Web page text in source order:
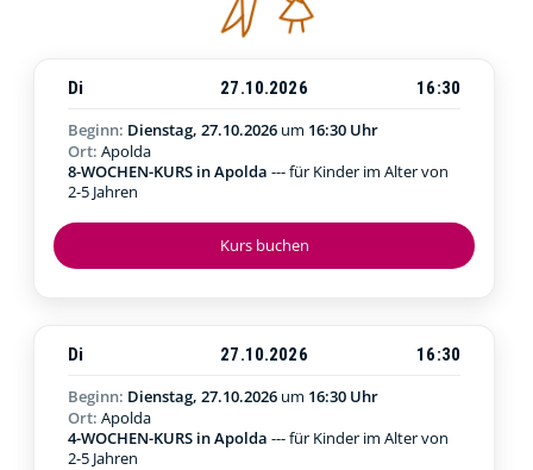
Kurs buchen
Di 27.10.2026
16:30
Beginn: Dienstag, 27.10.2026 um 16:30 Uhr
Ort: Apolda
8-WOCHEN-KURS in Apolda --- für Kinder im Alter von
2-5 Jahren
Di 27.10.2026
16:30
Beginn: Dienstag, 27.10.2026 um 16:30 Uhr
Ort: Apolda
4-WOCHEN-KURS in Apolda --- für Kinder im Alter von
2-5 Jahren